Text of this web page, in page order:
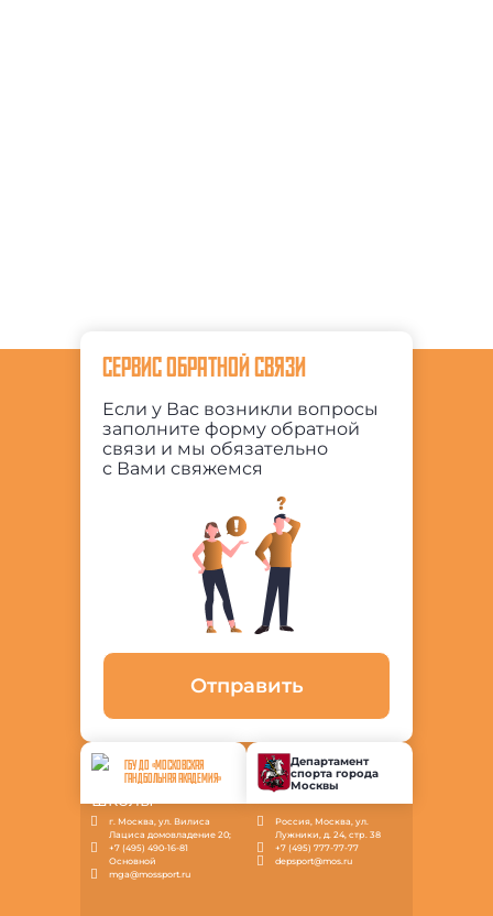
СЕРВИС ОБРАТНОЙ СВЯЗИ
Если у Вас возникли вопросы
заполните форму обратной
связи и мы обязательно
с Вами свяжемся
Отправить
ГБУ ДО «МОСКОВСКАЯ
ГАНДБОЛЬНАЯ АКАДЕМИЯ»
г. Москва, ул. Вилиса
Лациса домовладение 20;
+7 (495) 490-16-81
Основной
mga@mossport.ru
Департамент
спорта города
Москвы
Россия, Москва, ул.
Лужники, д. 24, стр. 38
+7 (495) 777-77-77
depsport@mos.ru